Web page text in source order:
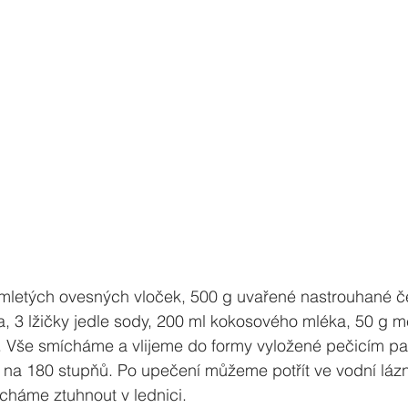
ovesných vloček, 500 g uvařené nastrouhané
3 lžičky jedle sody, 200 ml kokosového mléka, 50 g
Vše smícháme a vlijeme do formy vyložené pečicím
180 stupňů. Po upečení můžeme potřít ve vodní
ztuhnout v lednici.